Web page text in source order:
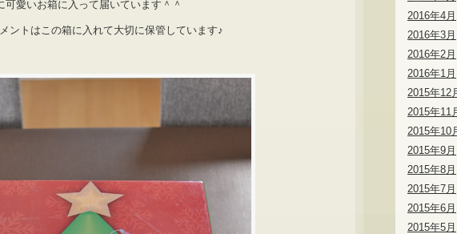
愛いお箱に入って届いています＾＾
ントはこの箱に入れて大切に保管しています♪
2016年4月
2016年3月
2016年2月
2016年1月
2015年12
2015年11
2015年10
2015年9月
2015年8月
2015年7月
2015年6月
2015年5月